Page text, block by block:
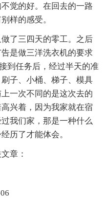
觉的好。在回去的一路
样的感受。
了三四天的零工。之后
是做三洋洗衣机的要求
到任务后，经过半天的准
子、小桶、梯子、模具
一次不同的是这次去的
兴着，因为我家就在宿
我们家，那是一种什么
历了才能体会。
章：